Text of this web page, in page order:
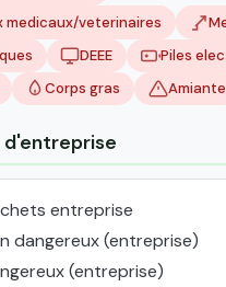
medicaux/veterinaires
DEEE
Piles
Corps gras Amiante
d'entreprise
entreprise
dangereux (entreprise)
(entreprise)